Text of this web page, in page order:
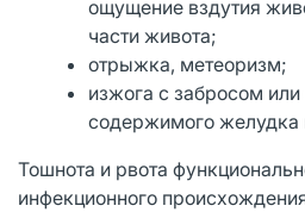
ощущение вздутия
части живота;
отрыжка, метеоризм;
изжога с забросом или
содержимого желудка
Тошнота и рвота
инфекционного